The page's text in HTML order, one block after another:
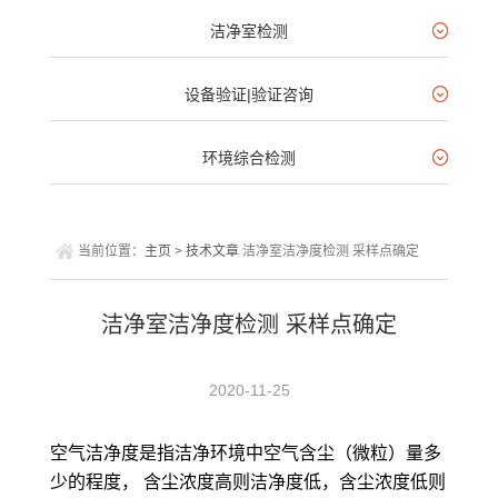
洁净室检测
设备验证|验证咨询
环境综合检测
当前位置： 主页 > 技术文章 洁净室洁净度检测 采样点确定
洁净室洁净度检测 采样点确定
2020-11-25
空气洁净度是指洁净环境中空气含尘（微粒）量多
少的程度， 含尘浓度高则洁净度低，含尘浓度低则